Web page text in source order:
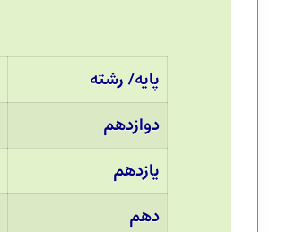
پایه/ رشته
دوازدهم
یازدهم
دهم